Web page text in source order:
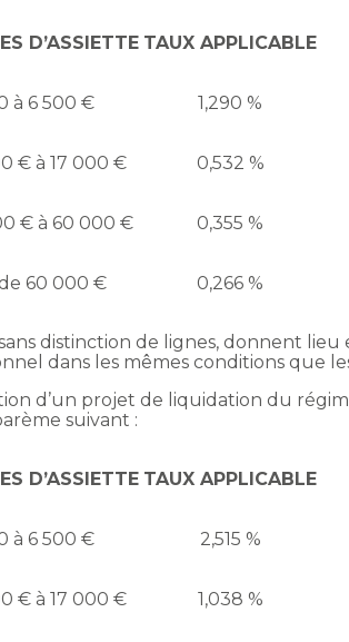
D’ASSIETTE TAUX APPLICABLE
à 6 500 € 1,290 %
€ à 17 000 € 0,532 %
€ à 60 000 € 0,355 %
60 000 € 0,266 %
distinction de lignes, donnent
dans les mêmes conditions que
d’un projet de liquidation du
suivant :
D’ASSIETTE TAUX APPLICABLE
à 6 500 € 2,515 %
€ à 17 000 € 1,038 %